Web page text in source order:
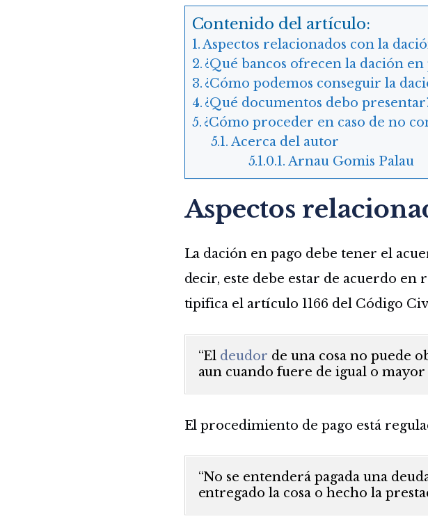
Contenido del artículo:
Aspectos relacionados con la
¿Qué bancos ofrecen la dación en
¿Cómo podemos conseguir la
¿Qué documentos debo
¿Cómo proceder en caso de no
Acerca del autor
Arnau Gomis Palau
Aspectos
La dación en pago debe tener el
decir, este debe estar de acuerdo
tipifica el artículo 1166 del Código
“El deudor de una cosa no puede
aun cuando fuere de igual o mayor
El procedimiento de pago está
“No se entenderá pagada una
entregado la cosa o hecho la